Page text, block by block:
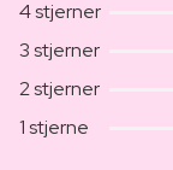
4 stjerner
3 stjerner
2 stjerner
1 stjerne